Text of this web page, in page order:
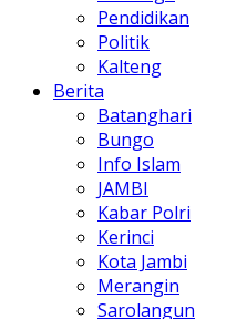
Pendidikan
Politik
Kalteng
Berita
Batanghari
Bungo
Info Islam
JAMBI
Kabar Polri
Kerinci
Kota Jambi
Merangin
Sarolangun